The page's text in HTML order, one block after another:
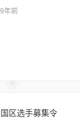
9年前
区选手募集令